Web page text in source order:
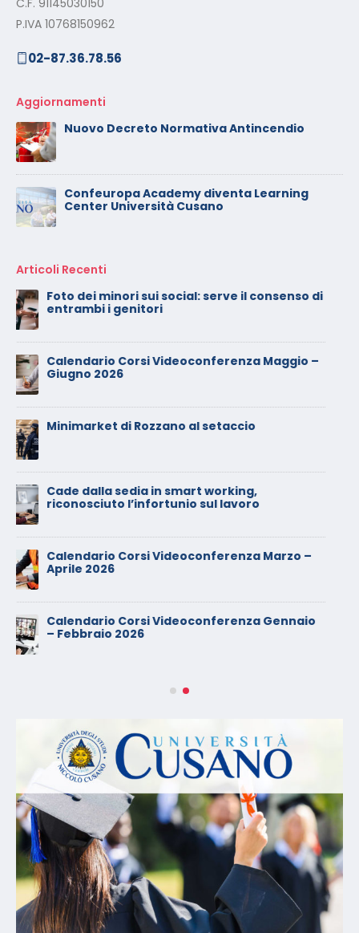
P.IVA 10768150962
02-87.36.78.56
Aggiornamenti
Nuovo Decreto Normativa Antincendio
Confeuropa Academy diventa Learning
Center Università Cusano
Articoli Recenti
Calendario Corsi Videoconferenza
Novembre – Dicembre 2025
Il rilascio degli attestati di formazione: è un
diritto dei lavoratori
Calendario Corsi Videoconferenza
Calendario Corsi Videoconferenza Giugno –
Luglio 2025
Chi Siamo
CONFEUROPA ACADEMY è una Associazione, indirizzata al
mondo della Sicurezza sul Lavoro.
Nasce con l’obbiettivo di promozione, attuazione e